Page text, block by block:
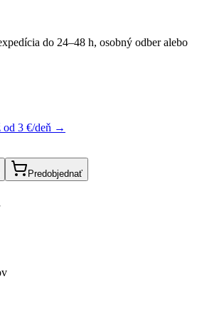
do 24–48 h, osobný odber alebo
od 3 €/deň →
Predobjednať